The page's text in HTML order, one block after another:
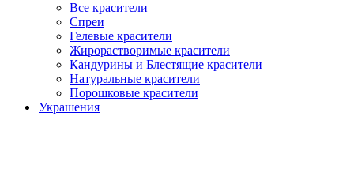
Все красители
Спреи
Гелевые красители
Жирорастворимые красители
Кандурины и Блестящие красители
Натуральные красители
Порошковые красители
Украшения